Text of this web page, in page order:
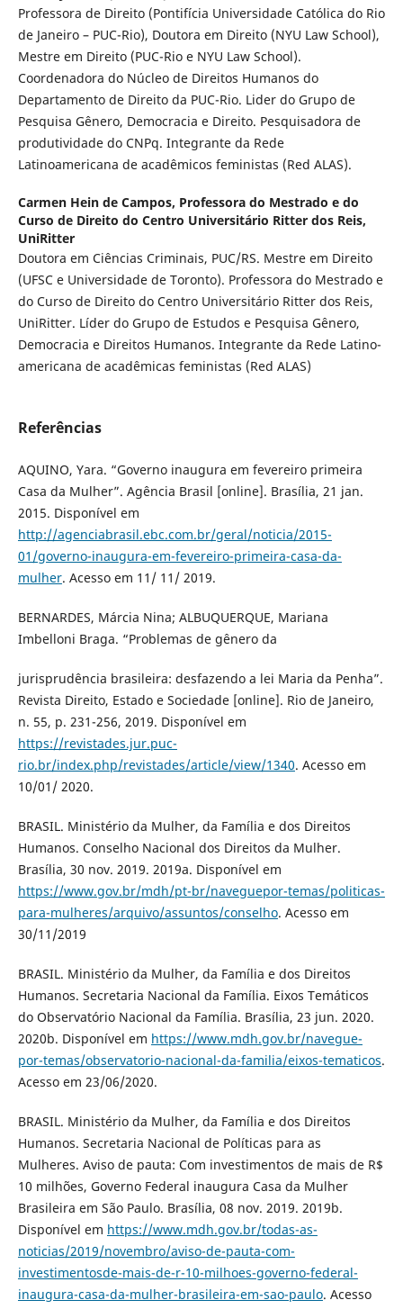
Professora de Direito (Pontifícia Universidade Católica do Rio
de Janeiro – PUC-Rio), Doutora em Direito (NYU Law School),
Mestre em Direito (PUC-Rio e NYU Law School).
Coordenadora do Núcleo de Direitos Humanos do
Departamento de Direito da PUC-Rio. Lider do Grupo de
Pesquisa Gênero, Democracia e Direito. Pesquisadora de
produtividade do CNPq. Integrante da Rede
Latinoamericana de acadêmicos feministas (Red ALAS).
Carmen Hein de Campos, Professora do Mestrado e do
Curso de Direito do Centro Universitário Ritter dos Reis,
UniRitter
Doutora em Ciências Criminais, PUC/RS. Mestre em Direito
(UFSC e Universidade de Toronto). Professora do Mestrado e
do Curso de Direito do Centro Universitário Ritter dos Reis,
UniRitter. Líder do Grupo de Estudos e Pesquisa Gênero,
Democracia e Direitos Humanos. Integrante da Rede Latino-
americana de acadêmicas feministas (Red ALAS)
Referências
AQUINO, Yara. “Governo inaugura em fevereiro primeira
Casa da Mulher”. Agência Brasil [online]. Brasília, 21 jan.
2015. Disponível em
http://agenciabrasil.ebc.com.br/geral/noticia/2015-
01/governo-inaugura-em-fevereiro-primeira-casa-da-
mulher. Acesso em 11/ 11/ 2019.
BERNARDES, Márcia Nina; ALBUQUERQUE, Mariana
Imbelloni Braga. “Problemas de gênero da
jurisprudência brasileira: desfazendo a lei Maria da Penha”.
Revista Direito, Estado e Sociedade [online]. Rio de Janeiro,
n. 55, p. 231-256, 2019. Disponível em
https://revistades.jur.puc-
rio.br/index.php/revistades/article/view/1340. Acesso em
10/01/ 2020.
BRASIL. Ministério da Mulher, da Família e dos Direitos
Humanos. Conselho Nacional dos Direitos da Mulher.
Brasília, 30 nov. 2019. 2019a. Disponível em
https://www.gov.br/mdh/pt-br/naveguepor-temas/politicas-
para-mulheres/arquivo/assuntos/conselho. Acesso em
30/11/2019
BRASIL. Ministério da Mulher, da Família e dos Direitos
Humanos. Secretaria Nacional da Família. Eixos Temáticos
do Observatório Nacional da Família. Brasília, 23 jun. 2020.
2020b. Disponível em https://www.mdh.gov.br/navegue-
por-temas/observatorio-nacional-da-familia/eixos-tematicos.
Acesso em 23/06/2020.
BRASIL. Ministério da Mulher, da Família e dos Direitos
Humanos. Secretaria Nacional de Políticas para as
Mulheres. Aviso de pauta: Com investimentos de mais de R$
10 milhões, Governo Federal inaugura Casa da Mulher
Brasileira em São Paulo. Brasília, 08 nov. 2019. 2019b.
Disponível em https://www.mdh.gov.br/todas-as-
noticias/2019/novembro/aviso-de-pauta-com-
investimentosde-mais-de-r-10-milhoes-governo-federal-
inaugura-casa-da-mulher-brasileira-em-sao-paulo. Acesso